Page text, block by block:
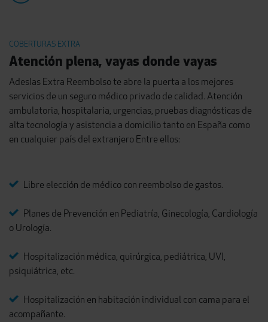
COBERTURAS EXTRA
Atención plena, vayas donde vayas
Adeslas Extra Reembolso te abre la puerta a los mejores
servicios de un seguro médico privado de calidad. Atención
ambulatoria, hospitalaria, urgencias, pruebas diagnósticas de
alta tecnología y asistencia a domicilio tanto en España como
en cualquier país del extranjero Entre ellos:
Libre elección de médico con reembolso de gastos.
Planes de Prevención en Pediatría, Ginecología, Cardiología
o Urología.
Hospitalización médica, quirúrgica, pediátrica, UVI,
psiquiátrica, etc.
Hospitalización en habitación individual con cama para el
acompañante.